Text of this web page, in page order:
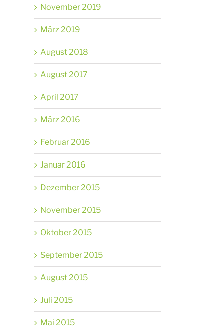
November 2019
März 2019
August 2018
August 2017
April 2017
März 2016
Februar 2016
Januar 2016
Dezember 2015
November 2015
Oktober 2015
September 2015
August 2015
Juli 2015
Mai 2015